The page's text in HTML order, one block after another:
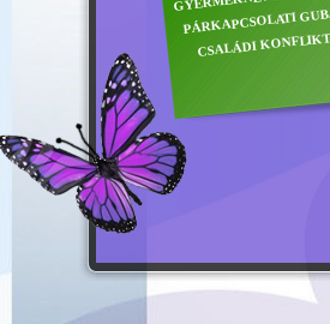
PÁRKAPCSOLATI
CSALÁDI